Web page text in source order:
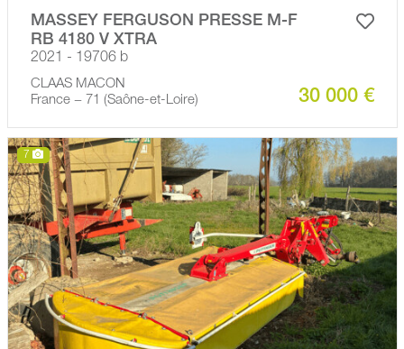
MASSEY FERGUSON PRESSE M-F
RB 4180 V XTRA
2021 - 19706 b
CLAAS MACON
France − 71 (Saône-et-Loire)
30 000 €
7